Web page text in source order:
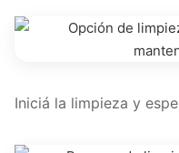
Iniciá la limpieza y